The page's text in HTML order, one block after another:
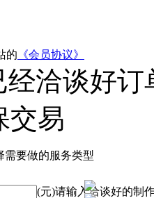
的 《会员协议》
经洽谈好
交易
需要做的服务类型
(元)请输入洽谈好的制